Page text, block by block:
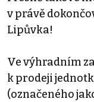
v právě
Lipůvka!
Ve výhradním
k prodeji
(označeného